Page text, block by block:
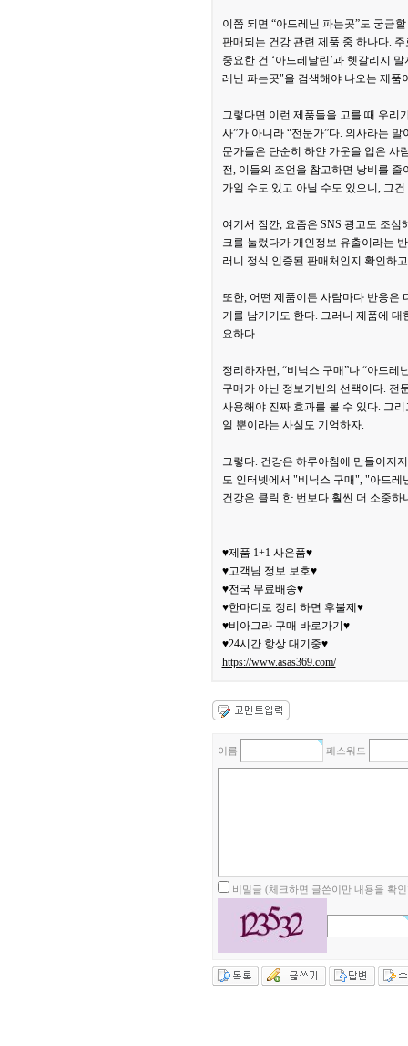
이쯤 되면 “아드레닌 파는곳”도 궁금
판매되는 건강 관련 제품 중 하나다.
중요한 건 ‘아드레날린’과 헷갈리지
레닌 파는곳"을 검색해야 나오는 제품
그렇다면 이런 제품들을 고를 때 우리
사”가 아니라 “전문가”다. 의사라는
문가들은 단순히 하얀 가운을 입은 사
전, 이들의 조언을 참고하면 낭비를
가일 수도 있고 아닐 수도 있으니, 그
여기서 잠깐, 요즘은 SNS 광고도 조
크를 눌렀다가 개인정보 유출이라는
러니 정식 인증된 판매처인지 확인하
또한, 어떤 제품이든 사람마다 반응은
기를 남기기도 한다. 그러니 제품에
요하다.
정리하자면, “비닉스 구매”나 “아드
구매가 아닌 정보기반의 선택이다. 전
사용해야 진짜 효과를 볼 수 있다. 그
일 뿐이라는 사실도 기억하자.
그렇다. 건강은 하루아침에 만들어지
도 인터넷에서 "비닉스 구매", "아드레
건강은 클릭 한 번보다 훨씬 더 소중하
♥제품 1+1 사은품♥
♥고객님 정보 보호♥
♥전국 무료배송♥
♥한마디로 정리 하면 후불제♥
♥비아그라 구매 바로가기♥
♥24시간 항상 대기중♥
https://www.asas369.com/
이름 패스워드
비밀글 (체크하면 글쓴이만 내용을 확